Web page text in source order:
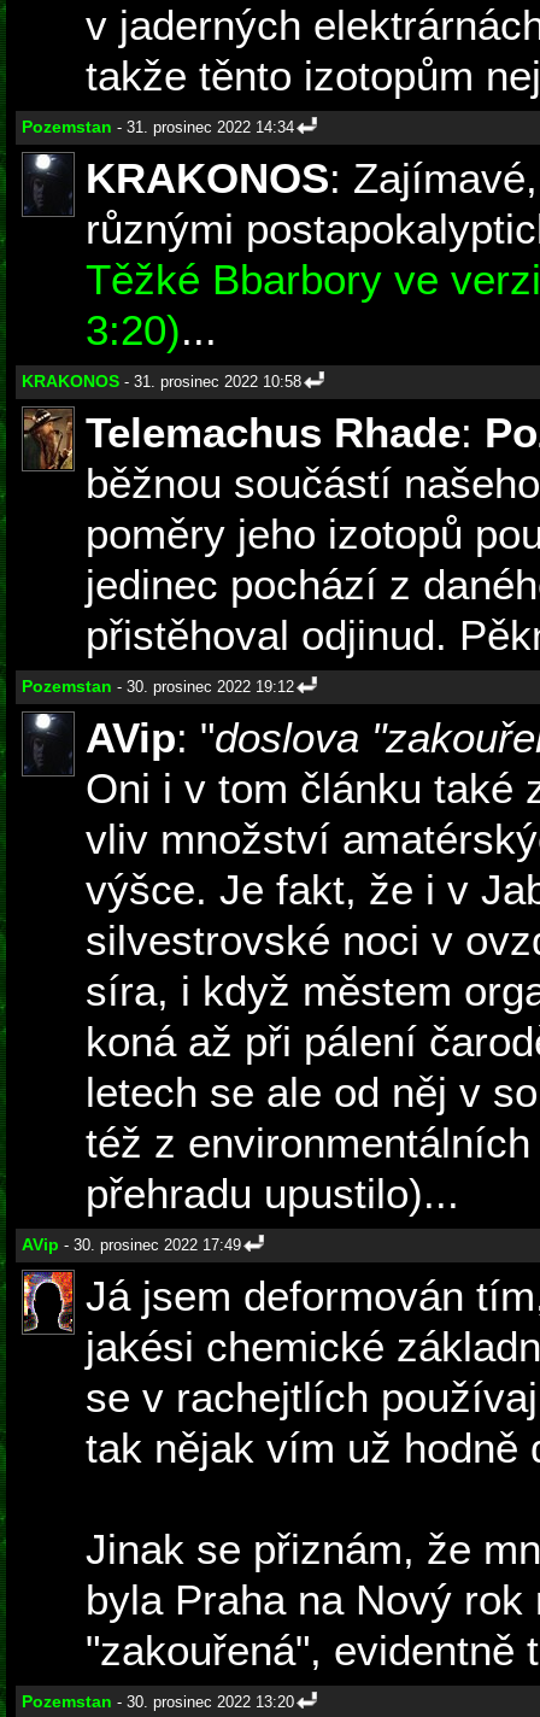
v jaderných
takže těnto izotopům
Pozemstan - 31. prosinec 2022 14:34
KRAKONOS:
různými
Těžké Bbarbory ve
3:20)...
KRAKONOS - 31. prosinec 2022 10:58
Telemachus Rhade:
běžnou součástí
poměry jeho izotopů
jedinec pochází z
přistěhoval odjinud.
Pozemstan - 30. prosinec 2022 19:12
AVip: "doslova
Oni i v tom článku také
vliv množství
výšce. Je fakt, že i v
silvestrovské noci v
síra, i když městem
koná až při pálení
letech se ale od něj v
též z
přehradu upustilo)...
AVip - 30. prosinec 2022 17:49
Já jsem deformován
jakési chemické
se v rachejtlích
tak nějak vím už hodně
Jinak se přiznám, že
byla Praha na Nový rok
"zakouřená", evidentně
Pozemstan - 30. prosinec 2022 13:20